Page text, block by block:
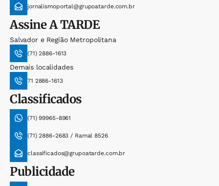
jornalismoportal@grupoatarde.com.br
AssineA TARDE
Salvador e Região Metropolitana
(71) 2886-1613
Demais localidades
71 2886-1613
Classificados
(71) 99965-8961
(71) 2886-2683 / Ramal 8526
classificados@grupoatarde.com.br
Publicidade